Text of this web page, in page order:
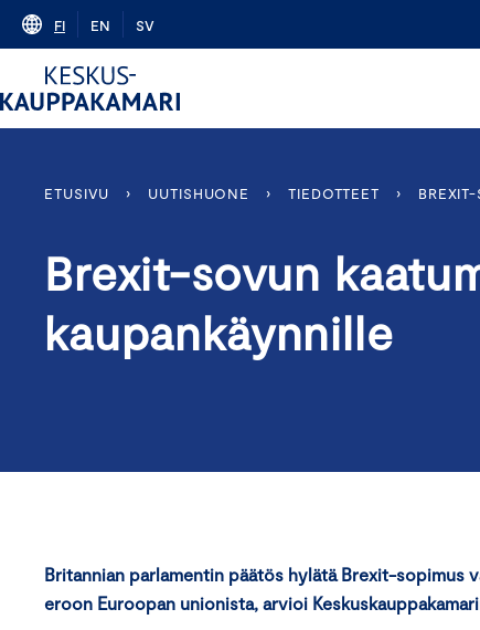
Skip
content
FI EN SV
ETUSIVU › UUTISHUONE › TIEDOTTEET ›
Brexit-sovun
kaupankäynnille
Britannian parlamentin päätös hylätä Brexit-sopimus
eroon Euroopan unionista, arvioi